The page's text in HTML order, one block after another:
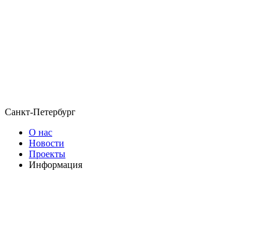
Санкт-Петербург
О нас
Новости
Проекты
Информация